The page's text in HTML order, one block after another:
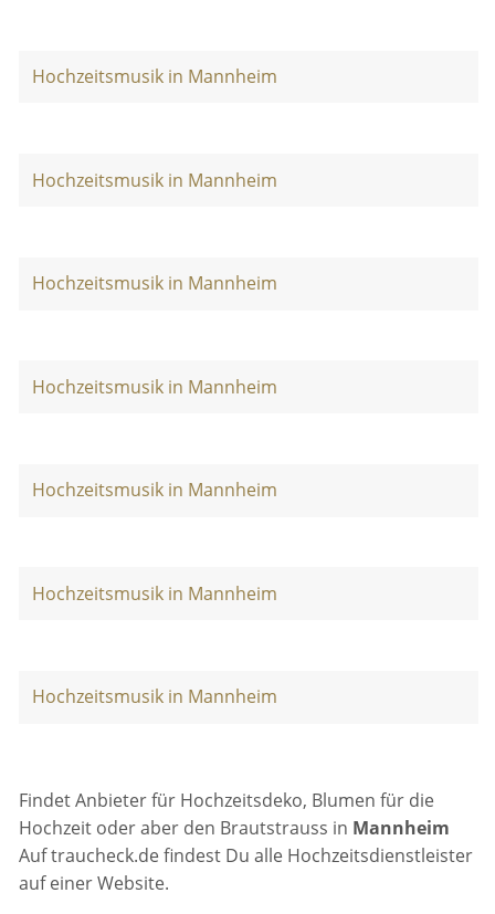
Hochzeitsmusik in Mannheim
Hochzeitsmusik in Mannheim
Hochzeitsmusik in Mannheim
Hochzeitsmusik in Mannheim
Hochzeitsmusik in Mannheim
Hochzeitsmusik in Mannheim
Hochzeitsmusik in Mannheim
Findet Anbieter für Hochzeitsdeko, Blumen für die
Hochzeit oder aber den Brautstrauss in Mannheim
Auf traucheck.de findest Du alle Hochzeitsdienstleister
auf einer Website.